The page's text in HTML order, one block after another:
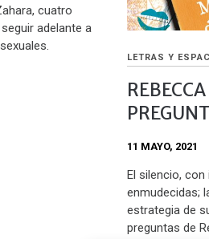
LETRAS Y
11 MAYO, 2021
El silencio,
enmudecidas;
estrategia de
preguntas de
cuatro
adelante a